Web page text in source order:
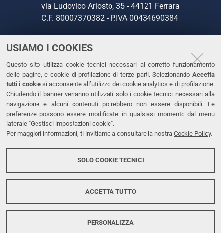
USIAMO I COOKIES
Questo sito utilizza cookie tecnici necessari al corretto funzionamento
delle pagine, e cookie di profilazione di terze parti. Selezionando Accetta
tutti i cookiesi acconsente all’utilizzo dei cookie analytics e di profilazione.
Chiudendo il banner verranno utilizzati solo i cookie tecnici necessari alla
navigazione e alcuni contenuti potrebbero non essere disponibili. Le
preferenze possono essere modificate in qualsiasi momento dal menu
laterale "Gestisci impostazioni cookie".
Per maggiori informazioni, ti invitiamo a consultare la nostra Cookie Policy.
SOLO COOKIE TECNICI
ACCETTA TUTTO
PERSONALIZZA
via Ludovico Ariosto, 35 - 44121 Ferrara
C.F. 80007370382 - P.IVA 00434690384
CONTATTI
Tel. +39 0532 293111
Fax. +39 0532 293031
PEC
LINKS
Dichiarazione di accessibilità
Protezione dati personali